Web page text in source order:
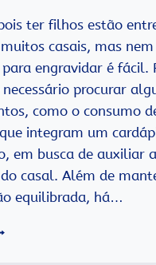
ter filhos estão
casais, mas
engravidar é fácil.
necessário procurar
como o consumo
integram um
em busca de auxiliar a
casal. Além de
equilibrada, há…